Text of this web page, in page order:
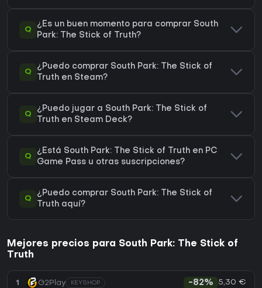
Q
¿Es un buen momento para comprar South
Park: The Stick of Truth?
Q
¿Puedo comprar South Park: The Stick of
Truth en Steam?
Q
¿Puedo jugar a South Park: The Stick of
Truth en Steam Deck?
Q
¿Está South Park: The Stick of Truth en PC
Game Pass u otras suscripciones?
Q
¿Puedo comprar South Park: The Stick of
Truth aquí?
Mejores precios para South Park: The Stick of
Truth
1 G2Play KEYSHOP -82% 5,30 €